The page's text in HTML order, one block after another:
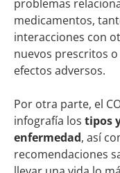
problemas
medicamentos,
interacciones con
nuevos prescritos
efectos adversos.
Por otra parte, el
infografía los tipos
enfermedad, así
recomendaciones